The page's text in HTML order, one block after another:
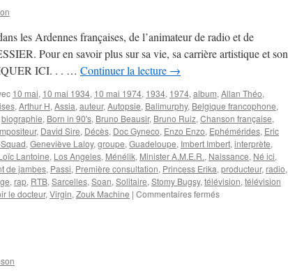
les Ardennes françaises, de l’animateur de radio et de
Pour en savoir plus sur sa vie, sa carrière artistique et son
ICI. . . … Continuer la lecture →
10 mai, 10 mai 1934, 10 mai 1974, 1934, 1974, album, Allan Théo,
, Arthur H, Assia, auteur, Autopsie, Balimurphy, Belgique francophone,
biographie, Born in 90's, Bruno Beausir, Bruno Ruiz, Chanson française,
, David Sire, Décès, Doc Gyneco, Enzo Enzo, Ephémérides, Eric
, Geneviève Laloy, groupe, Guadeloupe, Imbert Imbert, interprète,
Lantoine, Los Angeles, Ménélik, Minister A.M.E.R., Naissance, Né ici,
de jambes, Passi, Première consultation, Princess Erika, producteur, radio,
, rap, RTB, Sarcelles, Soan, Solitaire, Stomy Bugsy, télévision, télévision
le docteur, Virgin, Zouk Machine | Commentaires ferméssur